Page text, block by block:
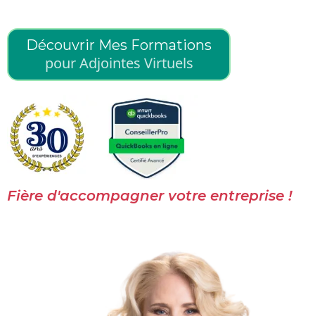
Découvrir Mes Formations
pour Adjointes Virtuels
Fière d'accompagner votre entreprise !